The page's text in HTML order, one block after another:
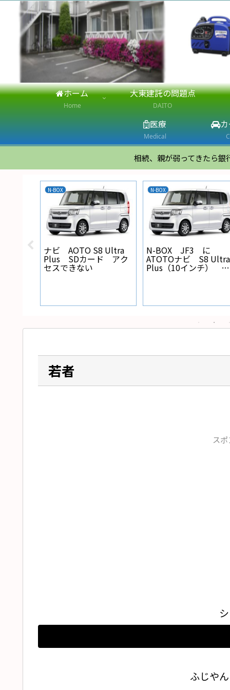
ホーム
Home
大東建託の問題点
DAITO
医療
Medical
相続、親が弱ってきたら
N-BOX
ナビ AOTO S8 Ultra
Plus SDカード アク
セスできない
N-BOX
N-BOX JF3 に
ATOTOナビ S8 Ultra
Plus（10インチ） を
取り付けた
若者
ス
ふじや